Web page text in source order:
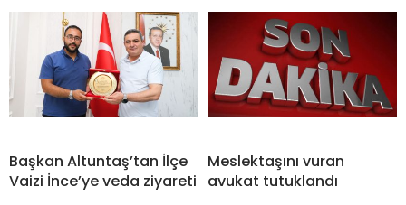
Başkan Altuntaş’tan İlçe
Vaizi İnce’ye veda ziyareti
Meslektaşını vuran
avukat tutuklandı